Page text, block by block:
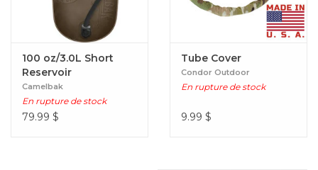
100 oz/3.0L Short
Reservoir
Camelbak
En rupture de stock
79.99 $
Tube Cover
Condor Outdoor
En rupture de stock
9.99 $